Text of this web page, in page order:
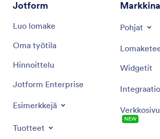
Jotform
Luo lomake
Oma työtila
Hinnoittelu
Jotform Enterprise
Esimerkkejä
Tuotteet
Pohjat
Widgetit
NEW